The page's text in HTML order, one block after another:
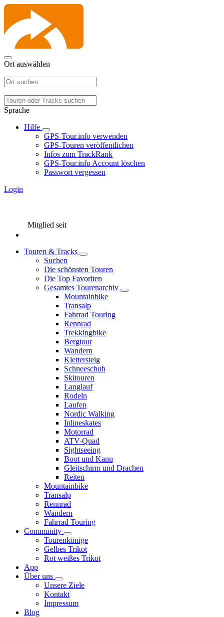
Ort auswählen
Sprache
Hilfe
GPS-Tour.info verwenden
GPS-Touren veröffentlichen
Infos zum TrackRank
GPS-Tour.info Account löschen
Passwort vergessen
Login
Mitglied seit
Touren & Tracks
Suchen
Die schönsten Touren
Die Top Favoriten
Gesamtes Tourenarchiv
Mountainbike
Transalp
Fahrrad Touring
Rennrad
Trekkingbike
Bergtour
Wandern
Klettersteig
Schneeschuh
Skitouren
Langlauf
Rodeln
Laufen
Nordic Walking
Inlineskates
Motorrad
ATV-Quad
Sightseeing
Boot und Kanu
Gleitschirm und Drachen
Reiten
Mountainbike
Transalp
Rennrad
Wandern
Fahrrad Touring
Community
Tourenkönige
Gelbes Trikot
Rot weißes Trikot
App
Über uns
Unsere Ziele
Kontakt
Impressum
Blog